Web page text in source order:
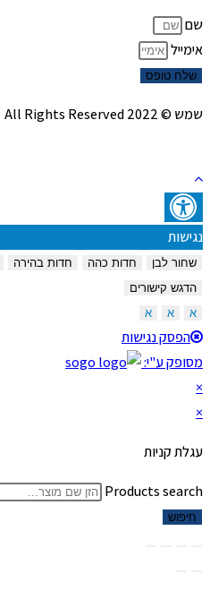
שם
אימייל
שלח טופס
שמש © 2022 All Rights Reserved
נגישות
שחור לבן חדות כהה חדות בהירה
הדגש קישורים
הפסק נגישות
מסופק ע"י:
עגלת קניות
Products search
חיפוש